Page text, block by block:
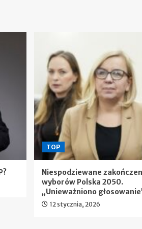
TOP
Niespodziewane
wyborów Polska 2050.
„Unieważniono
12 stycznia, 2026